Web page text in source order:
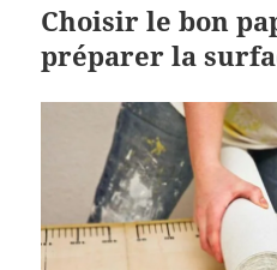
Choisir le bon
préparer la